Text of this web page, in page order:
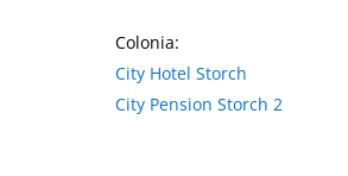
Colonia:
City Hotel Storch
City Pension Storch 2